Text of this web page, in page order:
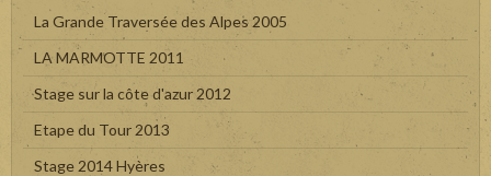
La Grande Traversée des Alpes 2005
LA MARMOTTE 2011
Stage sur la côte d'azur 2012
Etape du Tour 2013
Stage 2014 Hyères